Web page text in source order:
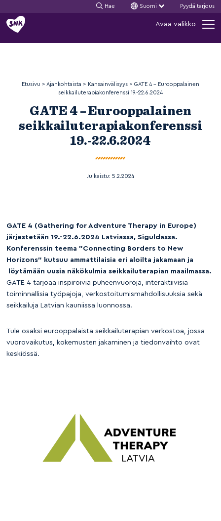
Siirry
sisältöön
Hae Suomi Pyydä tarjous
Avaa valikko
Etusivu > Ajankohtaista > Kansainvälisyys > GATE 4 – Eurooppalainen
seikkailuterapiakonferenssi 19.-22.6.2024
GATE 4 – Eurooppalainen
seikkailuterapiakonferenssi
19.-22.6.2024
Julkaistu: 5.2.2024
GATE 4 (Gathering for Adventure Therapy in Europe)
järjestetään 19.-22.6.2024 Latviassa, Siguldassa.
Konferenssin teema ”Connecting Borders to New
Horizons” kutsuu ammattilaisia eri aloilta jakamaan ja
löytämään uusia näkökulmia seikkailuterapian maailmassa.
GATE 4 tarjoaa inspiroivia puheenvuoroja, interaktiivisia
toiminnallisia työpajoja, verkostoitumismahdollisuuksia sekä
seikkailuja Latvian kauniissa luonnossa.
Tule osaksi eurooppalaista seikkailuterapian verkostoa, jossa
vuorovaikutus, kokemusten jakaminen ja tiedonvaihto ovat
keskiössä.